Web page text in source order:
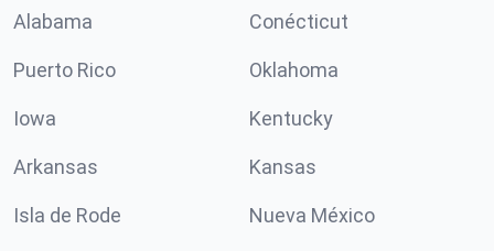
Alabama Conécticut
Puerto Rico Oklahoma
Iowa Kentucky
Arkansas Kansas
Isla de Rode Nueva México